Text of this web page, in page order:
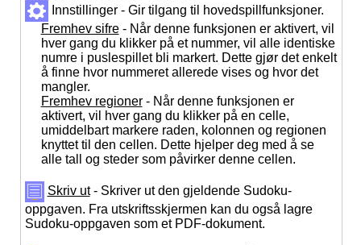
Innstillinger - Gir tilgang til hovedspillfunksjoner.
Fremhev sifre- Når denne funksjonen er aktivert, vil
hver gang du klikker på et nummer, vil alle identiske
numre i puslespillet bli markert. Dette gjør det enkelt
å finne hvor nummeret allerede vises og hvor det
mangler.
Fremhev regioner- Når denne funksjonen er
aktivert, vil hver gang du klikker på en celle,
umiddelbart markere raden, kolonnen og regionen
knyttet til den cellen. Dette hjelper deg med å se
alle tall og steder som påvirker denne cellen.
Skriv ut- Skriver ut den gjeldende Sudoku-
oppgaven. Fra utskriftsskjermen kan du også lagre
Sudoku-oppgaven som et PDF-dokument.